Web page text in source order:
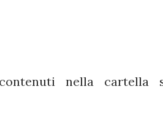
nella cartella